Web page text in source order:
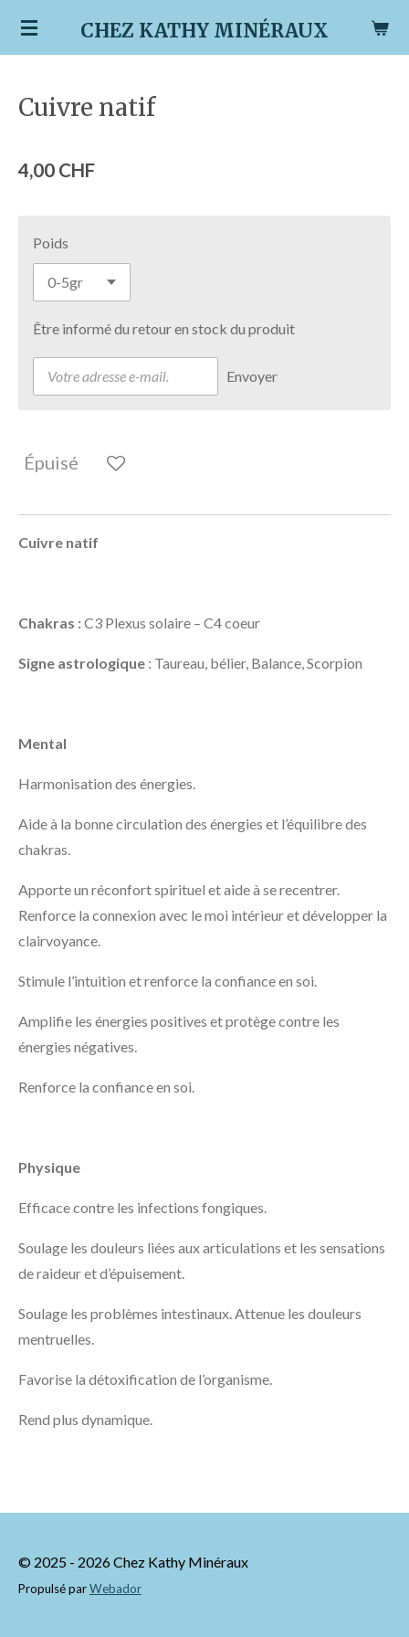
Passer
principal
CHEZ KATHY MINÉRAUX
Cuivre natif
4,00 CHF
Poids
Être informé du retour en stock du produit
Envoyer
Épuisé
Cuivre natif
Chakras :C3 Plexus solaire – C4 coeur
Signe astrologique : Taureau, bélier, Balance, Scorpion
Mental
Harmonisation des énergies.
Aide à la bonne circulation des énergies et l’équilibre des
chakras.
Apporte un réconfort spirituel et aide à se recentrer.
Renforce la connexion avec le moi intérieur et développer la
clairvoyance.
Stimule l’intuition et renforce la confiance en soi.
Amplifie les énergies positives et protège contre les
énergies négatives.
Renforce la confiance en soi.
Physique
Efficace contre les infections fongiques.
Soulage les douleurs liées aux articulations et les sensations
de raideur et d’épuisement.
Soulage les problèmes intestinaux. Attenue les douleurs
mentruelles.
Favorise la détoxification de l’organisme.
Rend plus dynamique.
© 2025 - 2026 Chez Kathy Minéraux
Propulsé parWebador